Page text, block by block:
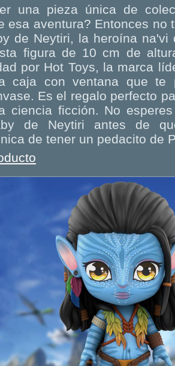
una pieza única de
esa aventura? Entonces no
de Neytiri, la heroína na'vi
figura de 10 cm de
por Hot Toys, la marca
caja con ventana que te
Es el regalo perfecto
ciencia ficción. No
de Neytiri antes de
de tener un pedacito de